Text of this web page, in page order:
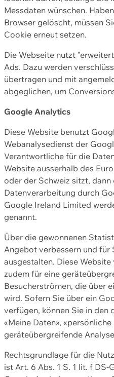
Messdaten wünschen.
Browser gelöscht, müssen
Cookie erneut setzen.
Die Webseite nutzt
Ads. Dazu werden
übertragen und mit
abgeglichen, um
Google Analytics
Diese Website benutzt
Webanalysedienst der
Verantwortliche für die
Website ausserhalb des
oder der Schweiz sitzt,
Datenverarbeitung durch
Google Ireland Limited
genannt.
Über die gewonnenen
Angebot verbessern und für
ausgestalten. Diese
zudem für eine
Besucherströmen, die über
wird. Sofern Sie über ein
verfügen, können Sie in den
«Meine Daten»,
geräteübergreifende
Rechtsgrundlage für die
ist Art. 6 Abs. 1 S. 1 lit. f DS-